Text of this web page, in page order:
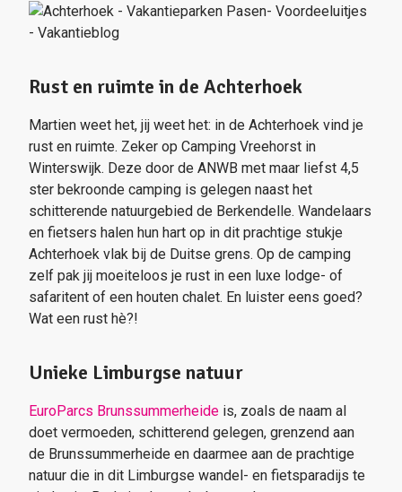
Rust en ruimte in de Achterhoek
Martien weet het, jij weet het: in de Achterhoek vind je
rust en ruimte. Zeker op Camping Vreehorst in
Winterswijk. Deze door de ANWB met maar liefst 4,5
ster bekroonde camping is gelegen naast het
schitterende natuurgebied de Berkendelle. Wandelaars
en fietsers halen hun hart op in dit prachtige stukje
Achterhoek vlak bij de Duitse grens. Op de camping
zelf pak jij moeiteloos je rust in een luxe lodge- of
safaritent of een houten chalet. En luister eens goed?
Wat een rust hè?!
Unieke Limburgse natuur
EuroParcs Brunssummerheide is, zoals de naam al
doet vermoeden, schitterend gelegen, grenzend aan
de Brunssummerheide en daarmee aan de prachtige
natuur die in dit Limburgse wandel- en fietsparadijs te